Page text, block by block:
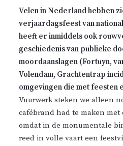
Velen in Nederland hebben
verjaardagsfeest van
heeft er inmiddels ook
geschiedenis van publieke
moordaanslagen (Fortuyn,
Volendam, Grachtentrap
omgevingen die met feesten
Vuurwerk steken we alleen
cafébrand had te maken
omdat in de monumentale
reed in volle vaart een